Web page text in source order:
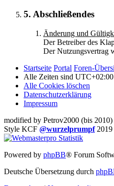
5. Abschließendes
Änderung und
Der Betreiber des
Der Nutzungsvertrag
Startseite Portal Foren-
Alle Zeiten sind UTC+02:00
Alle Cookies löschen
Datenschutzerklärung
Impressum
modified by Petrov2000 (bis 2010)
Style KCF @wurzelprumpf2019
Powered by phpBB® Forum
Deutsche Übersetzung durch